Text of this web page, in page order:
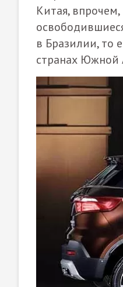
Китая,
в Бразилии, то
странах Южной